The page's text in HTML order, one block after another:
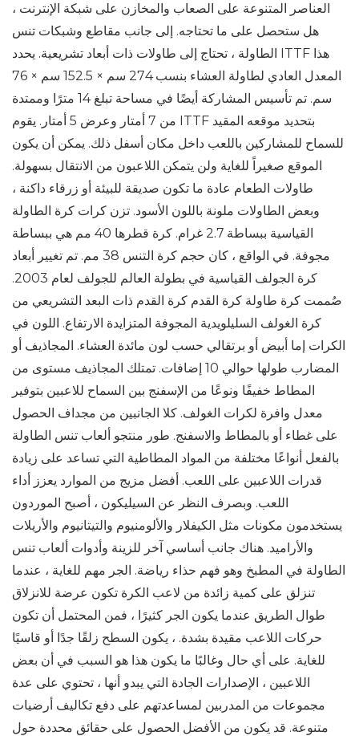
العناصر المتنوعة على الصعاب والمخازن على شبكة الإنترنت ،
هل ستحصل على ما تحتاجه. إلى جانب مقاطع وشبكات تنس
الطاولة ، تحتاج إلى طاولات ذات أبعاد تشريعية. يحدد ITTF هذا
المعدل العادي لطاولة العشاء بنسب 274 سم × 152.5 سم × 76
سم. تم تأسيس المشاركة أيضًا في مساحة تبلغ 14 مترًا وممتدة
من 7 أمتار وعرض 5 أمتار. يقوم ITTF بتحديد موقعه المقيد
للسماح للمشاركين باللعب داخل مكان أسفل ذلك. يمكن أن يكون
الموقع صغيراً للغاية ولن يتمكن اللاعبون من الانتقال بسهولة.
طاولات الطعام عادة ما تكون صديقة للبيئة أو زرقاء داكنة ،
وبعض الطاولات ملونة باللون الأسود. تزن كرات كرة الطاولة
القياسية ببساطة 2.7 غرام. كرة قطرها 40 مم هي ببساطة
مجوفة. في الواقع ، كان حجم كرة التنس 38 مم. تم تغيير أبعاد
كرة الجولف القياسية في بطولة العالم للجولف لعام 2003.
صُممت كرة طاولة كرة القدم كرة القدم ذات البعد التشريعي من
كرة الغولف السليلويدية المجوفة المتزايدة الارتفاع. اللون في
الكرات إما أبيض أو برتقالي حسب لون مائدة العشاء. المجاذيف أو
المضارب طولها حوالي 10 إضافات. تمتلك المجاذيف مستوى من
المطاط خفيفًا ونوعًا من الإسفنج بين السماح للاعبين بتوفير
معدل وافرة لكرات الغولف. كلا الجانبين من مجداف الحصول
على غطاء أو بالمطاط والاسفنج. طور منتجو ألعاب تنس الطاولة
بالفعل أنواعًا مختلفة من المواد المطاطية التي تساعد على زيادة
قدرات اللاعبين على اللعب. أفضل مزيج من الموارد يعزز أداء
اللعب. وبصرف النظر عن السيليكون ، أصبح الموردون
يستخدمون مكونات مثل الكيفلار والألومنيوم والتيتانيوم والأريلات
والأراميد. هناك جانب أساسي آخر للزينة وأدوات ألعاب تنس
الطاولة في المطبخ وهو فهم حذاء رياضة. الجر مهم للغاية ، عندما
تنزلق على كمية زائدة من لاعب الكرة تكون عرضة للانزلاق
طوال الطريق عندما يكون الجر كثيرًا ، فمن المحتمل أن تكون
حركات اللاعب مقيدة بشدة. ، يكون السطح زلقًا جدًا أو قاسيًا
للغاية. على أي حال وغالبًا ما يكون هذا هو السبب في أن بعض
اللاعبين ، الإصدارات الجادة التي يبدو أنها ، تحتوي على عدة
مجموعات من المدربين لمساعدتهم على دفع تكاليف أرضيات
متنوعة. قد يكون من الأفضل الحصول على حقائق محددة حول